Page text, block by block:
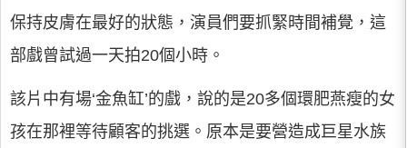
保持皮膚在最好的狀態，演員們要抓緊時間補覺，這
部戲曾試過一天拍20個小時。
該片中有場‘金魚缸’的戲，說的是20多個環肥燕瘦的女
孩在那裡等待顧客的挑選。原本是要營造成巨星水族